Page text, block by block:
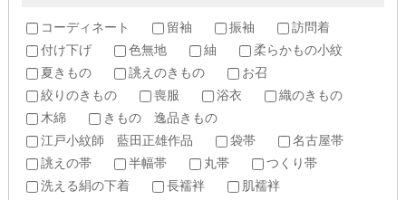
コーディネート 留袖 振袖
訪問着
付け下げ
色無地 紬
柔らかもの小紋
夏きもの
誂えのきもの
お召
絞りのきもの
喪服 浴衣
織のきもの
木綿
きもの 逸品きもの
江戸小紋師 藍田正雄作品
袋帯
名古屋帯
誂えの帯
半幅帯 丸帯
つくり帯
洗える絹の下着
長襦袢
肌襦袢